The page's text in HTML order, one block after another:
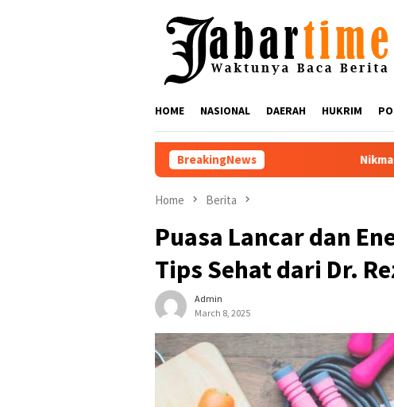
HOME NASIONAL DAERAH HUKRIM
BreakingNewsNikmati Suar Siar Festival 2026
Home Berita
Puasa Lancar dan
Tips Sehat dari Dr.
Admin
March 8, 2025